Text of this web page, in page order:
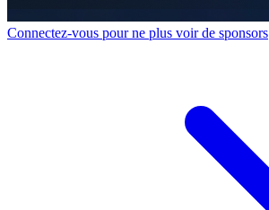
Connectez-vous pour ne plus voir de sponsors